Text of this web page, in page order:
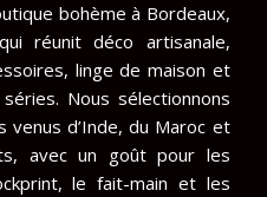
bohème à Bordeaux,
réunit déco artisanale,
linge de maison et
Nous sélectionnons
d’Inde, du Maroc et
avec un goût pour les
le fait-main et les